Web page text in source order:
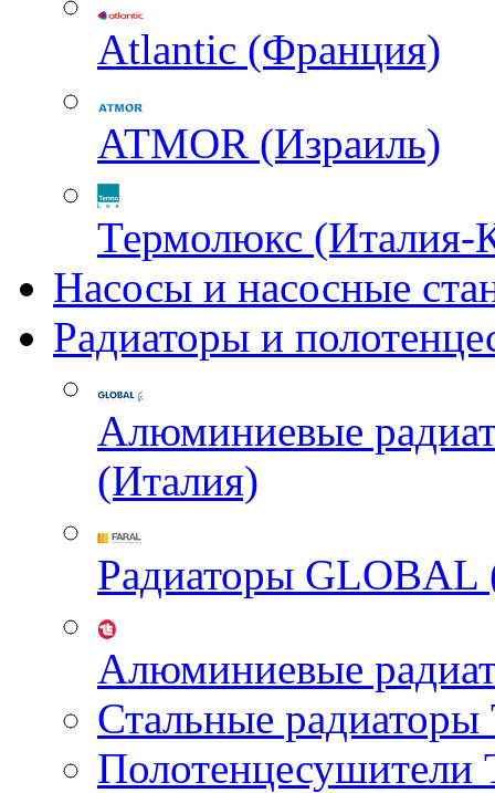
Atlantic (Франция)
ATMOR (Израиль)
Термолюкс (Италия-
Насосы и насосные
Радиаторы и
Алюминиевые
(Италия)
Радиаторы GLOBAL
Алюминиевые
Стальные